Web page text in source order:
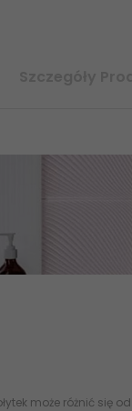
może różnić się